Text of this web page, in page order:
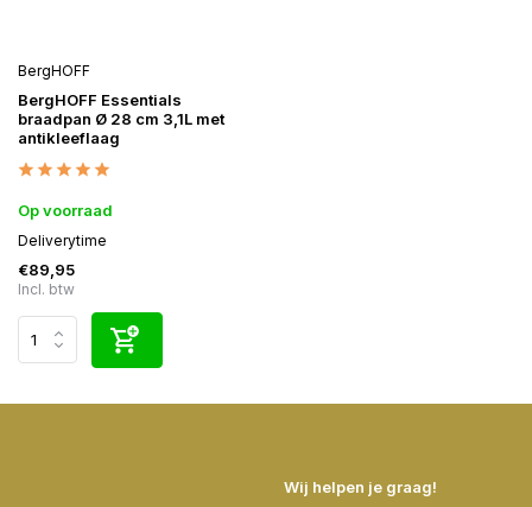
BergHOFF
BergHOFF Essentials
braadpan Ø 28 cm 3,1L met
antikleeflaag
Op voorraad
Deliverytime
€89,95
Incl. btw
Wij helpen je graag!